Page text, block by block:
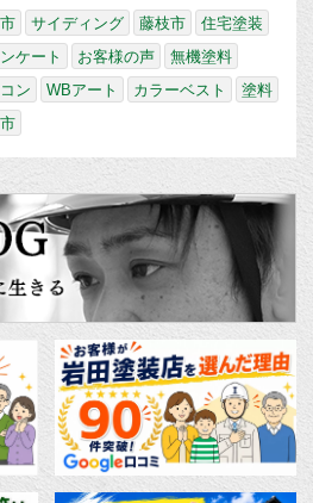
サイディング 藤枝市
住宅塗装
ケート お客様の声
無機塗料
ン WBアート カラーベスト
塗料